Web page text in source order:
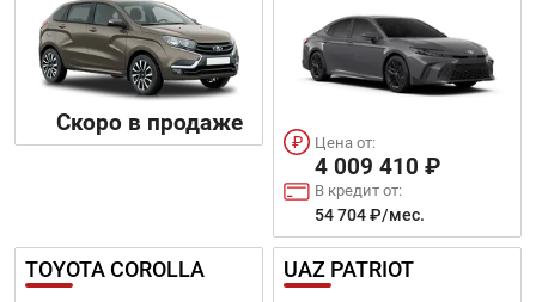
Скоро в продаже
Цена от:
4 009 410 ₽
В кредит от:
54 704 ₽/мес.
TOYOTA COROLLA UAZ PATRIOT